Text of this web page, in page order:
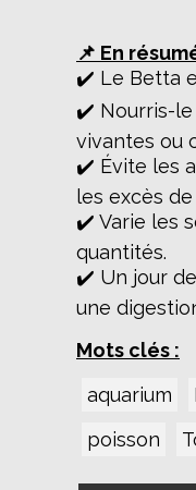
📌 En
✔️ Le Betta
✔️ Nourris-le
vivantes ou
✔️ Évite les
les excès
✔️ Varie les
quantités.
✔️ Un jour
une
Mots clés :
aquarium
poisson